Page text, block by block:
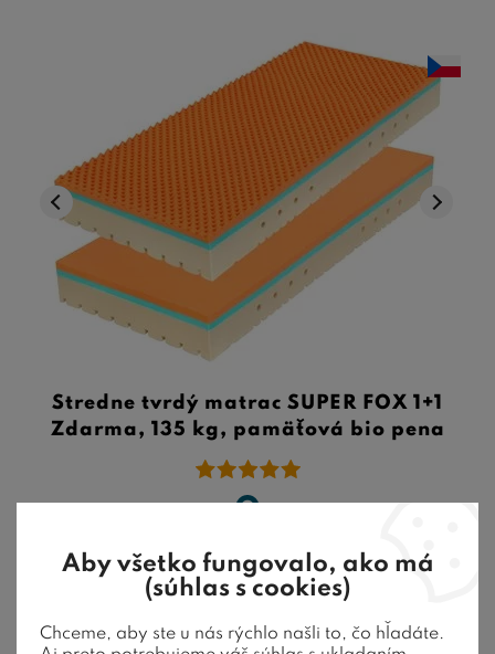
Stredne tvrdý matrac SUPER FOX 1+1
Zdarma, 135 kg, pamäťová bio pena
Sendvičový matrac Super FOX s pamäťovou penou a
kvalitným poťahom Wellness s termoreg ...
od 559,00€
Aby všetko fungovalo, ako má
(súhlas s cookies)
Chceme, aby ste u nás rýchlo našli to, čo hľadáte.